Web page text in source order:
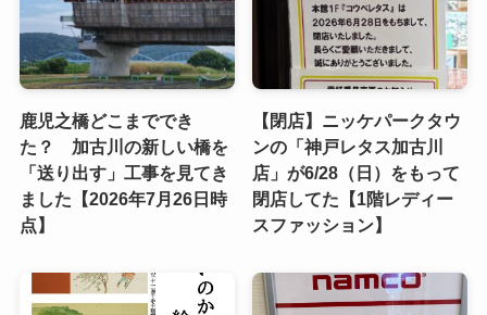
鹿児之橋どこまででき
た？ 加古川の新しい橋を
「送り出す」工事を見てき
ました【2026年7月26日時
点】
【閉店】ニッケパークタウ
ンの「神戸レタス加古川
店」が6/28（日）をもって
閉店してた【1階レディー
スファッション】